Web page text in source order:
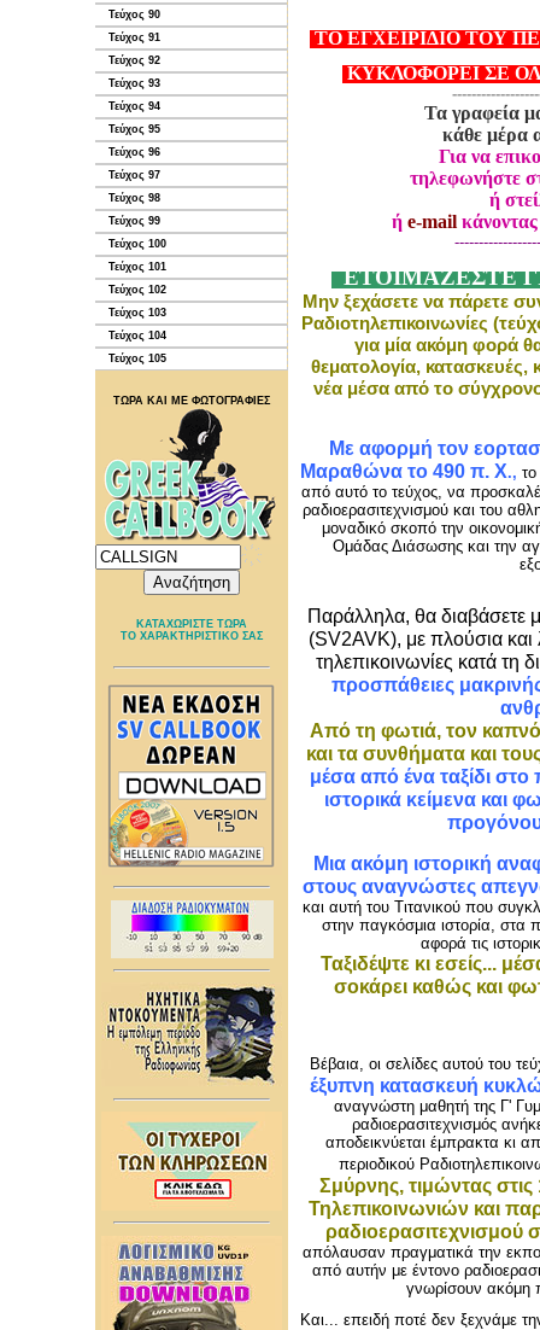
Τεύχος 90
Τεύχος 91
Τεύχος 92
Τεύχος 93
Τεύχος 94
Τεύχος 95
Τεύχος 96
Τεύχος 97
Τεύχος 98
Τεύχος 99
Τεύχος 100
Τεύχος 101
Τεύχος 102
Τεύχος 103
Τεύχος 104
Τεύχος 105
ΤΩΡΑ ΚΑΙ ΜΕ ΦΩΤΟΓΡΑΦΙΕΣ
ΚΑΤΑΧΩΡΙΣΤΕ ΤΩΡΑ
ΤΟ ΧΑΡΑΚΤΗΡΙΣΤΙΚΟ ΣΑΣ
ΤΟ ΕΓΧΕΙΡΙΔΙΟ ΤΟΥ
ΚΥΚΛΟΦΟΡΕΙ ΣΕ
Τα γραφεία
κάθε μέρα
Για να
τηλεφωνήστε
ή
ή e-mail
ΕΤΟΙΜΑΖΕΣΤE
Μην ξεχάσετε να πάρετε
Ραδιοτηλεπικοινωνίες
για μία ακόμη φορά
θεματολογία, κατασκευές,
νέα μέσα από το
Με αφορμή τον ε
Μαραθώνα το 490 π. Χ.,
από αυτό το τεύχος, να
ραδιοερασιτεχνισμού και του
μοναδικό σκοπό την
Ομάδας Διάσωσης και την
Παράλληλα, θα διαβάσετε
(SV2AVK), με πλούσια και
τηλεπικοινωνίες κατά τη
προσπάθειες
Από τη φωτιά, τον καπνό
και τα συνθήματα και
μέσα από ένα ταξίδι
ιστορικά κείμενα και
Μια ακόμη ιστορική
στους αναγνώστες
και αυτή του Τιτανικού που
στην παγκόσμια ιστορία,
αφορά τις
Ταξιδέψτε κι εσείς...
σοκάρει καθώς και
Βέβαια, οι σελίδες αυτού του
έξυπνη κατασκευή
αναγνώστη μαθητή της Γ'
ραδιοερασιτεχνισμός
αποδεικνύεται έμπρακτα κι
περιοδικού
Σμύρνης, τιμώντας
Τηλεπικοινωνιών και
ραδιοερασιτεχνισμού
απόλαυσαν πραγματικά την
από αυτήν με έντονο
γνωρίσουν ακόμη
Και... επειδή ποτέ δεν ξεχνάμε